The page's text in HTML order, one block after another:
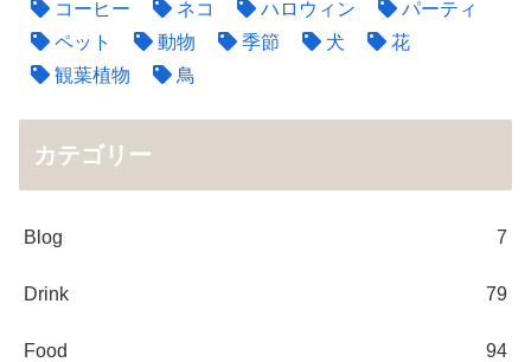
コーヒー
ネコ ハロウィン
パーティ
ペット
動物 季節 犬
花
観葉植物
鳥
カテゴリー
Blog 7
Drink 79
Food 94